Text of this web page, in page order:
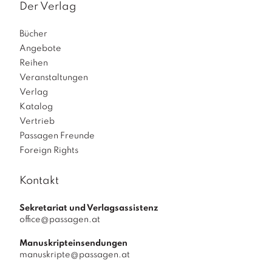
Der Verlag
Bücher
Angebote
Reihen
Veranstaltungen
Verlag
Katalog
Vertrieb
Passagen Freunde
Foreign Rights
Kontakt
Sekretariat und Verlagsassistenz
office@passagen.at
Manuskripteinsendungen
manuskripte@passagen.at